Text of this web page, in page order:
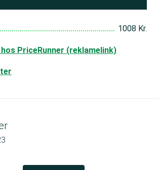
1008 Kr.
PriceRunner (reklamelink)